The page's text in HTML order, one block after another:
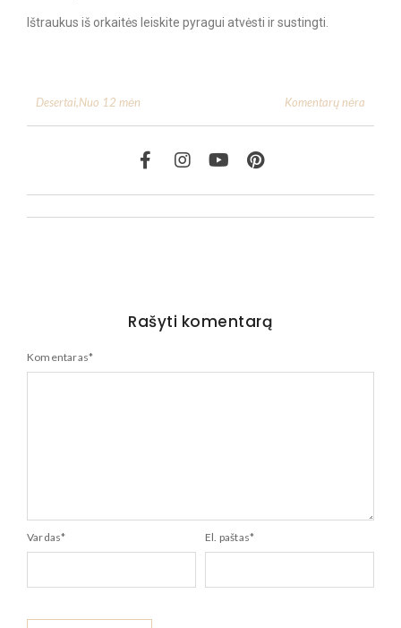
Ištraukus iš orkaitės leiskite pyragui atvėsti ir sustingti.
Desertai,Nuo 12 mėn Komentarų nėra
Rašyti komentarą
Komentaras*
Vardas* El. paštas*